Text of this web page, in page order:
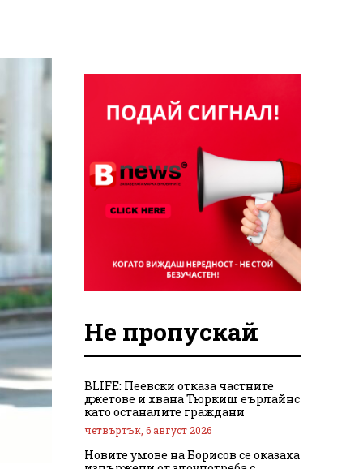
Не пропускай
BLIFE: Пеевски отказа частните
джетове и хвана Тюркиш еърлайнс
като останалите граждани
четвъртък, 6 август 2026
Новите умове на Борисов се оказаха